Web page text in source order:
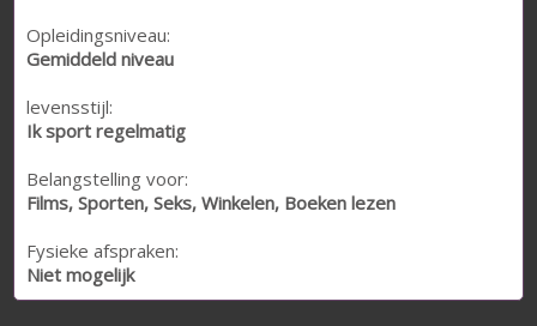
Opleidingsniveau:
Gemiddeld niveau
levensstijl:
Ik sport regelmatig
Belangstelling voor:
Films, Sporten, Seks, Winkelen, Boeken lezen
Fysieke afspraken:
Niet mogelijk